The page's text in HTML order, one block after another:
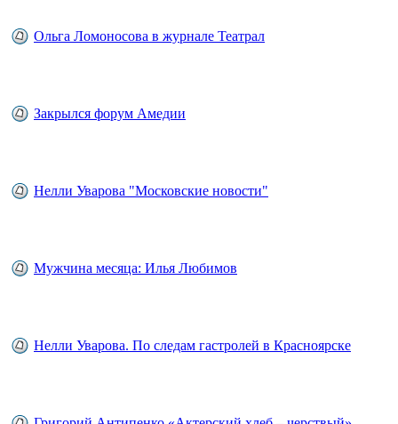
Ольга Ломоносова в журнале Театрал
Закрылся форум Амедии
Нелли Уварова "Московские новости"
Мужчина месяца: Илья Любимов
Нелли Уварова. По следам гастролей в Красноярске